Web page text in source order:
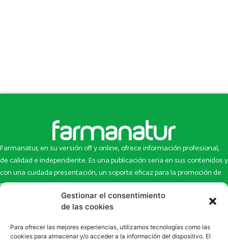
Gestionar el consentimiento
de las cookies
Para ofrecer las mejores experiencias, utilizamos tecnologías como las
cookies para almacenar y/o acceder a la información del dispositivo. El
Farmanatur, en su versión off y online, ofrece información profesional,
de calidad e independiente. Es una publicación seria en sus contenidos y
con una cuidada presentación, un soporte eficaz para la promoción de
productos y novedades.
Inicio
Newsletter
Artículos